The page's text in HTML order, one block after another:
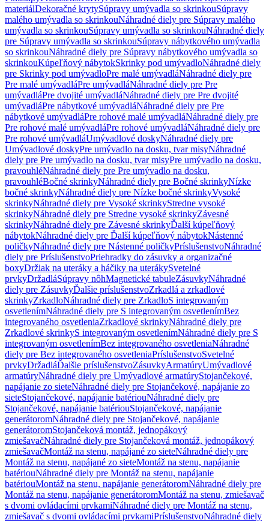
materiálDekoračné krytySúpravy umývadla so skrinkouSúpravy
malého umývadla so skrinkouNáhradné diely pre Súpravy malého
umývadla so skrinkouSúpravy umývadla so skrinkouNáhradné diely
pre Súpravy umývadla so skrinkouSúpravy nábytkového umývadla
so skrinkouNáhradné diely pre Súpravy nábytkového umývadla so
skrinkouKúpeľňový nábytokSkrinky pod umývadloNáhradné diely
pre Skrinky pod umývadloPre malé umývadláNáhradné diely pre
Pre malé umývadláPre umývadláNáhradné diely pre Pre
umývadláPre dvojité umývadláNáhradné diely pre Pre dvojité
umývadláPre nábytkové umývadláNáhradné diely pre Pre
nábytkové umývadláPre rohové malé umývadláNáhradné diely pre
Pre rohové malé umývadláPre rohové umývadláNáhradné diely pre
Pre rohové umývadláUmývadlové doskyNáhradné diely pre
Umývadlové doskyPre umývadlo na dosku, tvar misyNáhradné
diely pre Pre umývadlo na dosku, tvar misyPre umývadlo na dosku,
pravouhléNáhradné diely pre Pre umývadlo na dosku,
pravouhléBočné skrinkyNáhradné diely pre Bočné skrinkyNízke
bočné skrinkyNáhradné diely pre Nízke bočné skrinkyVysoké
skrinkyNáhradné diely pre Vysoké skrinkyStredne vysoké
skrinkyNáhradné diely pre Stredne vysoké skrinkyZávesné
skrinkyNáhradné diely pre Závesné skrinkyĎalší kúpeľňový
nábytokNáhradné diely pre Ďalší kúpeľňový nábytokNástenné
poličkyNáhradné diely pre Nástenné poličkyPríslušenstvoNáhradné
diely pre PríslušenstvoPriehradky do zásuvky a organizačné
boxyDržiak na uteráky a háčiky na uterákySvetelné
prvkyDržadláSúpravy nôhMagnetické tabuleZásuvkyNáhradné
diely pre ZásuvkyĎalšie príslušenstvoZrkadlá a zrkadlové
skrinkyZrkadloNáhradné diely pre ZrkadloS integrovaným
osvetlenímNáhradné diely pre S integrovaným osvetlenímBez
integrovaného osvetleniaZrkadlové skrinkyNáhradné diely pre
Zrkadlové skrinkyS integrovaným osvetlenímNáhradné diely pre S
integrovaným osvetlenímBez integrovaného osvetleniaNáhradné
diely pre Bez integrovaného osvetleniaPríslušenstvoSvetelné
prvkyDržadláĎalšie príslušenstvoZásuvkyArmatúryUmývadlové
armatúryNáhradné diely pre Umývadlové armatúryStojančekové,
napájanie zo sieteNáhradné diely pre Stojančekové, napájanie zo
sieteStojančekové, napájanie batériouNáhradné diely pre
Stojančekové, napájanie batériouStojančekové, napájanie
generátoromNáhradné diely pre Stojančekové, napájanie
generátoromStojančeková montáž, jednopákový
zmiešavačNáhradné diely pre Stojančeková montáž, jednopákový
zmiešavačMontáž na stenu, napájané zo sieteNáhradné diely pre
Montáž na stenu, napájané zo sieteMontáž na stenu, napájanie
batériouNáhradné diely pre Montáž na stenu, napájanie
batériouMontáž na stenu, napájanie generátoromNáhradné diely pre
Montáž na stenu, napájanie generátoromMontáž na stenu, zmiešavač
s dvomi ovládacími prvkamiNáhradné diely pre Montáž na stenu,
zmiešavač s dvomi ovládacími prvkamiPríslušenstvoNáhradné diely